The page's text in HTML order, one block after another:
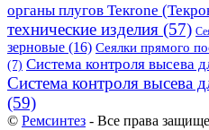
органы плугов Текrоne
технические изделия (57)
зерновые (16) Сеялки прямого
(7) Система контроля высева
Система контроля высева
(59)
© Ремсинтез - Все права